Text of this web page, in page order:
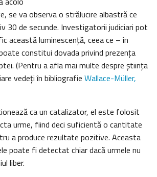
se va observa o strălucire albastră ce
30 de secunde. Investigatorii judiciari pot
această luminescenţă, ceea ce – în
constitui dovada privind prezenţa
(Pentru a afla mai multe despre ştiinţa
vedeţi în bibliografie Wallace-Müller,
ca un catalizator, el este folosit
urme, fiind deci suficientă o cantitate
a produce rezultate pozitive. Aceasta
poate fi detectat chiar dacă urmele nu
liber.